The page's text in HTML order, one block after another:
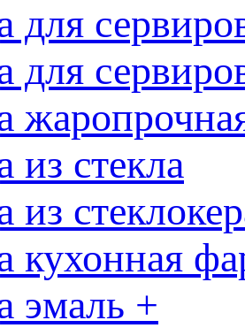
для
для
из стекла
из
кухонная
эмаль +